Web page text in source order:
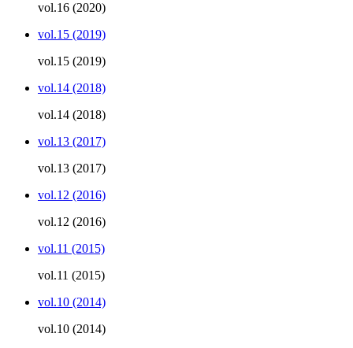
vol.16 (2020)
vol.15 (2019)
vol.15 (2019)
vol.14 (2018)
vol.14 (2018)
vol.13 (2017)
vol.13 (2017)
vol.12 (2016)
vol.12 (2016)
vol.11 (2015)
vol.11 (2015)
vol.10 (2014)
vol.10 (2014)